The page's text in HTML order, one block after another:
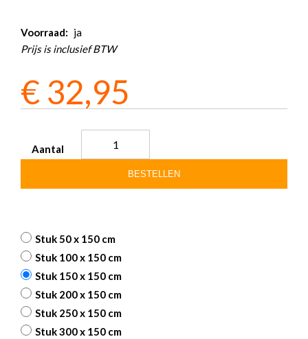
Voorraad: ja
Prijs is inclusief BTW
€ 32,95
Aantal
BESTELLEN
Stuk 50 x 150 cm
Stuk 100 x 150 cm
Stuk 150 x 150 cm
Stuk 200 x 150 cm
Stuk 250 x 150 cm
Stuk 300 x 150 cm